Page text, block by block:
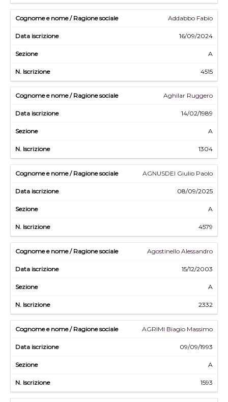
Addabbo Fabio
16/09/2024
A
4515
Aghilar Ruggero
14/02/1989
A
1304
AGNUSDEI Giulio Paolo
08/09/2025
A
4579
Agostinello Alessandro
15/12/2003
A
2332
AGRIMI Biagio Massimo
09/09/1993
A
1593